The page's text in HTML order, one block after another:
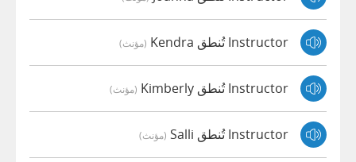
Instructor تُنطق Kendra (مؤنث)
Instructor تُنطق Kimberly (مؤنث)
Instructor تُنطق Salli (مؤنث)